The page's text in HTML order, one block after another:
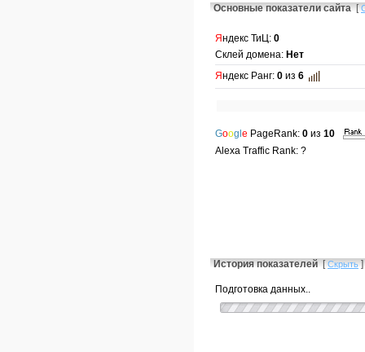
Основные показатели сайта [
Яндекс ТиЦ: 0
Склей домена: Нет
Яндекс Ранг: 0 из 6
Google PageRank: 0 из 10
Alexa Traffic Rank: ?
История показателей [Скрыть]
Подготовка данных..